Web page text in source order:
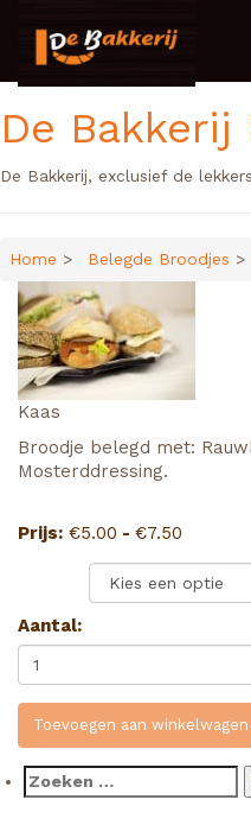
De Bakkerij
De Bakkerij, exclusief de
Home > Belegde Broodjes >
Kaas
Broodje belegd met:
Mosterddressing.
Prijs: €5.00 - €7.50
tot
€7.50
Aantal:
Toevoegen aan winkelwagen
Zoeken
naar: